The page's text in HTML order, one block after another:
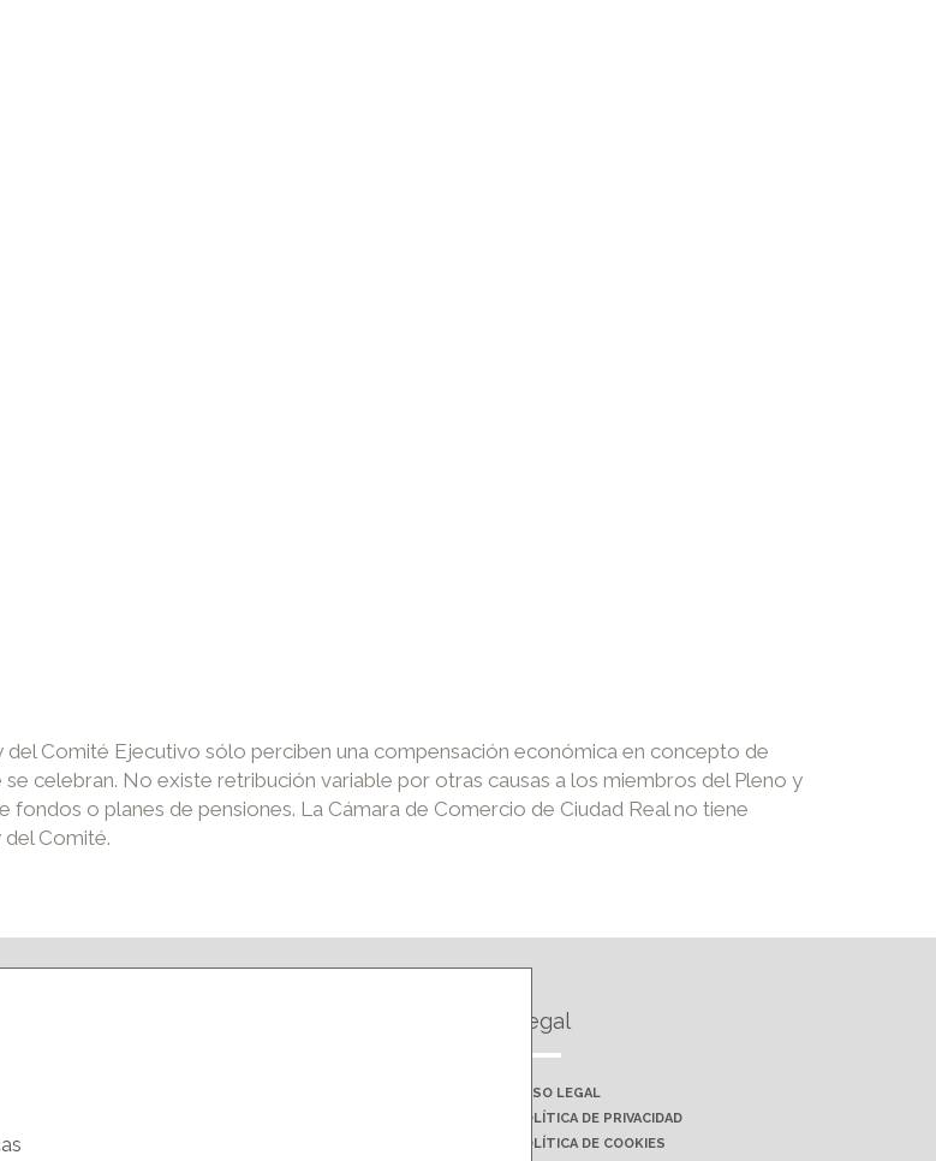
Comité Ejecutivo sólo perciben una compensación económica en concepto de
celebran. No existe retribución variable por otras causas a los miembros del Pleno y
o planes de pensiones. La Cámara de Comercio de Ciudad Real no tiene
Comité.
Legal
AVISO LEGAL
POLÍTICA DE PRIVACIDAD
POLÍTICA DE COOKIES